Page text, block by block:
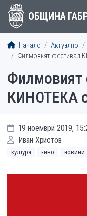
ОБЩИНА
Начало Актуално
Филмовият фестивал
Филмовият
КИНОТЕКА
19 ноември 2019,
Иван Христов
култура кино новини